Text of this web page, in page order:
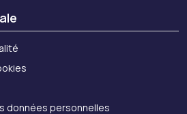
données personnelles